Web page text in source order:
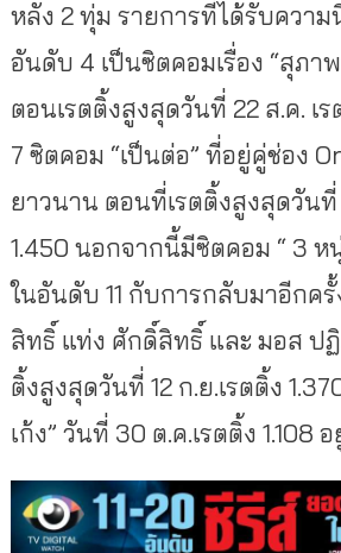
หลัง 2 ทุ่ม รายการที่ได้รับควา
อันดับ 4 เป็นซิตคอมเรื่อง “สุภา
ตอนเรตติ้งสูงสุดวันที่ 22 ส.ค. เ
7 ซิตคอม “เป็นต่อ” ที่อยู่คู่ช่อง
ยาวนาน ตอนที่เรตติ้งสูงสุดวันที่
1.450 นอกจากนี้มีซิตคอม “ 3 ห
ในอันดับ 11 กับการกลับมาอีกค
สิทธิ์ แท่ง ศักดิ์สิทธิ์ และ มอส ป
ติ้งสูงสุดวันที่ 12 ก.ย.เรตติ้ง
เก้ง” วันที่ 30 ต.ค.เรตติ้ง 1.108